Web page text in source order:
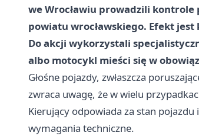
we Wrocławiu prowadzili kontrole
powiatu wrocławskiego. Efekt
Do akcji wykorzystali
albo motocykl mieści się w
Głośne pojazdy, zwłaszcza
zwraca uwagę, że w wielu
Kierujący odpowiada za stan
wymagania techniczne.